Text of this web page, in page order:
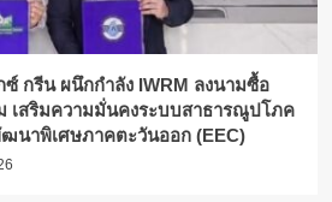
กรีน ผนึกกำลัง IWRM ลงนามซื้อ
เสริมความมั่นคงระบบสาธารณูปโภค
นาพิเศษภาคตะวันออก (EEC)